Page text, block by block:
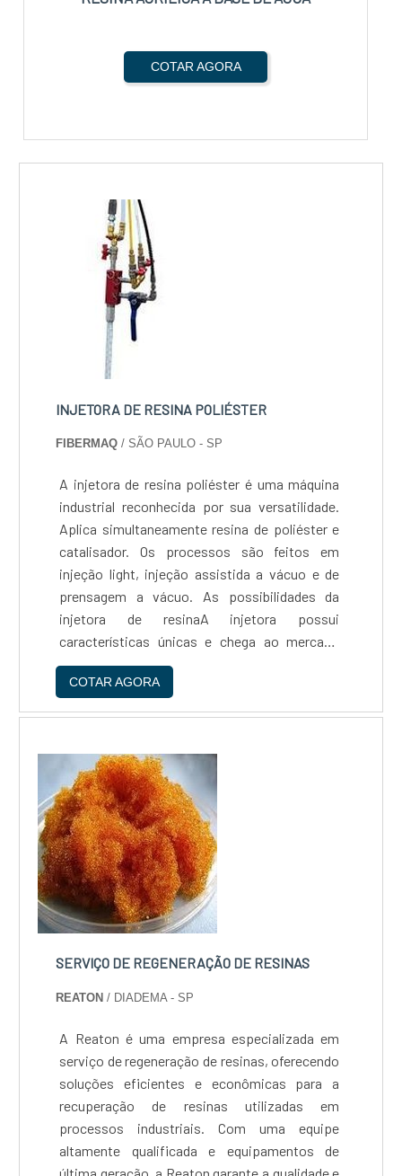
COTAR AGORA
INJETORA DE RESINA POLIÉSTER
FIBERMAQ/ SÃO PAULO - SP
A injetora de resina poliéster é uma máquina
industrial reconhecida por sua versatilidade.
Aplica simultaneamente resina de poliéster e
catalisador. Os processos são feitos em
injeção light, injeção assistida a vácuo e de
prensagem a vácuo. As possibilidades da
injetora de resinaA injetora possui
características únicas e chega ao mercado
para inovar. Conheça suas vantagens e
possibilidades: A vantagem da injetora com
braço pantográfico ...
COTAR AGORA
SERVIÇO DE REGENERAÇÃO DE RESINAS
REATON/ DIADEMA - SP
A Reaton é uma empresa especializada em
serviço de regeneração de resinas, oferecendo
soluções eficientes e econômicas para a
recuperação de resinas utilizadas em
processos industriais. Com uma equipe
altamente qualificada e equipamentos de
última geração, a Reaton garante a qualidade e